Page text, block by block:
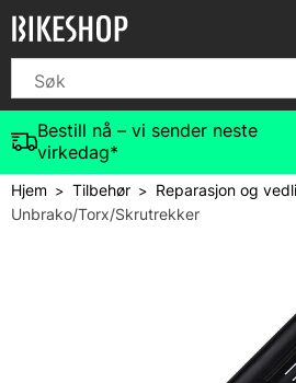
Bestill nå – vi sender neste
virkedag*
Hjem>Tilbehør> Reparasjon og
Unbrako/Torx/Skrutrekker